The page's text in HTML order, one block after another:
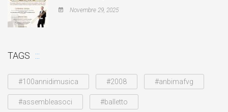
Novembre 29, 2025
TAGS
#100annidimusica #2008 #anbimafvg
#assembleasoci #balletto